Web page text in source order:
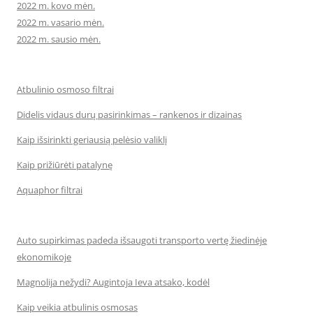
2022 m. kovo mėn.
2022 m. vasario mėn.
2022 m. sausio mėn.
Atbulinio osmoso filtrai
Didelis vidaus durų pasirinkimas – rankenos ir dizainas
Kaip išsirinkti geriausią pelėsio valiklį
Kaip prižiūrėti patalynę
Aquaphor filtrai
Auto supirkimas padeda išsaugoti transporto vertę žiedinėje
ekonomikoje
Magnolija nežydi? Augintoja Ieva atsako, kodėl
Kaip veikia atbulinis osmosas